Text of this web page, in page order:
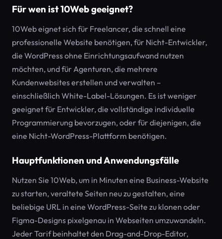
Für wen ist 10Web geeignet?
10Web eignet sich für Freelancer, die schnell eine
professionelle Website benötigen, für Nicht-Entwickler,
die WordPress ohne Einrichtungsaufwand nutzen
möchten, und für Agenturen, die mehrere
Kundenwebsites erstellen und verwalten –
einschließlich White-Label-Lösungen. Es ist weniger
geeignet für Entwickler, die vollständige individuelle
Programmierung bevorzugen, oder für diejenigen, die
eine Nicht-WordPress-Plattform benötigen.
Hauptfunktionen und Anwendungsfälle
Nutzen Sie 10Web, um in Minuten eine Business-Website
zu starten, veraltete Seiten neu zu gestalten, eine
beliebige URL in eine WordPress-Seite zu klonen oder
Figma-Designs pixelgenau in Webseiten umzuwandeln.
Jeder Tarif beinhaltet den Drag-and-Drop-Editor,